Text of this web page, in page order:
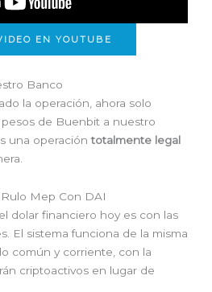
EN YOUTUBE
Banco
la operación, ahora solo
de Buenbit a nuestro
una operacióntotalmente legal
Mep Con DAI
dolar financiero hoy es con las
El sistema funciona de la misma
común y corriente, con la
criptoactivos en lugar de